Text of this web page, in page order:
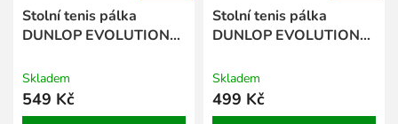
Stolní tenis pálka
DUNLOP EVOLUTION
Skladem
549 Kč
Stolní tenis pálka
DUNLOP EVOLUTION
Skladem
499 Kč